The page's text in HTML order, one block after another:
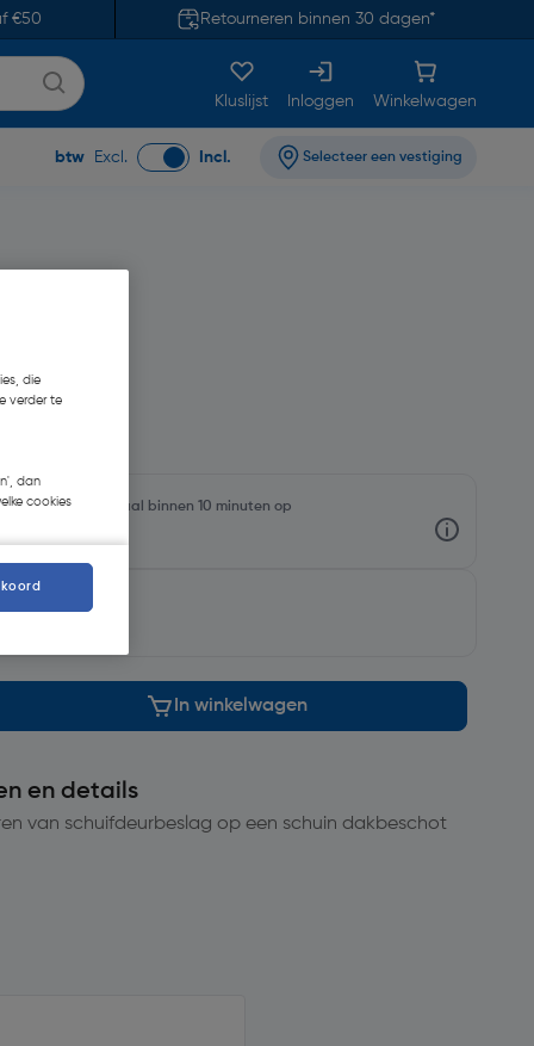
€50 Retourneren binnen 30 dagen*
Kluslijst Inloggen Winkelwagen
btw Excl. Incl. Selecteer een vestiging
en haal binnen 10 minuten op
In winkelwagen
en details
van schuifdeurbeslag op een schuin dakbeschot
die
verder te
dan
cookies